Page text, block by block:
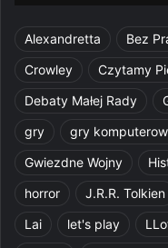
Alexandretta Bez
Crowley
Czytamy
Debaty Małej Rady
gry
gry
Gwiezdne Wojny
horror
J.R.R. Tolkien
Lai
let's play